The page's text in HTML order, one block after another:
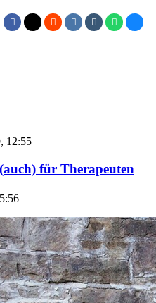
12:55
für Therapeuten